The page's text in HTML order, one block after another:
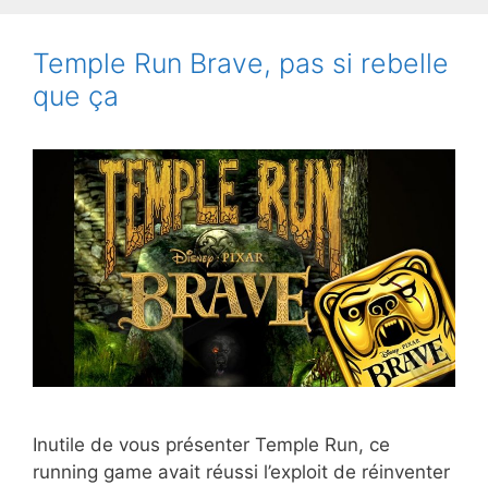
Novodio
Smart
BackCover
l’iPad
Temple Run Brave, pas si rebelle
que ça
Inutile de vous présenter Temple Run, ce
running game avait réussi l’exploit de réinventer